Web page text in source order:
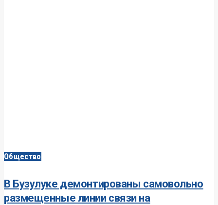
Общество
В Бузулуке демонтированы самовольно
размещенные линии связи на